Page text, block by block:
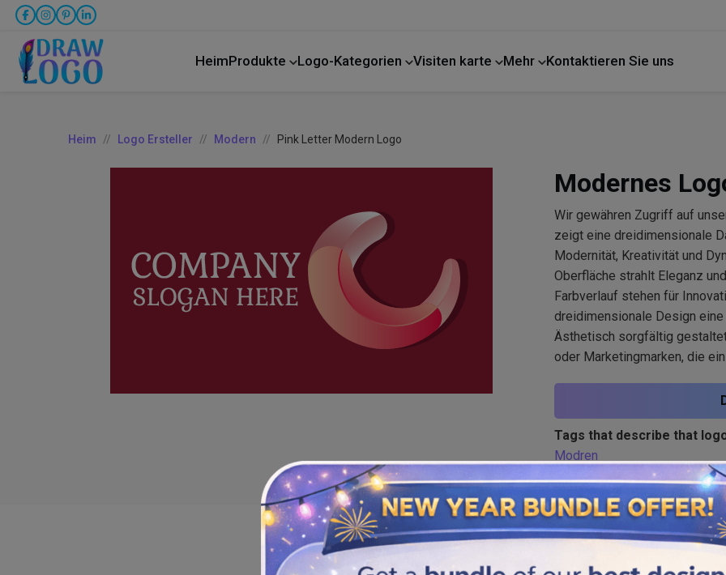
HeimProdukte Logo-Kategorien Visiten karte Mehr Kontaktieren Sie uns
Heim Logo Ersteller Modern Pink Letter Modern Logo
Modernes
Wir gewähren Zugriff auf
zeigt eine dreidimensionale
Modernität, Kreativität und
Oberfläche strahlt Eleganz
Farbverlauf stehen für
dreidimensionale Design
Ästhetisch sorgfältig
oder Marketingmarken, die
Tags that describe that
Modren
Similar logos